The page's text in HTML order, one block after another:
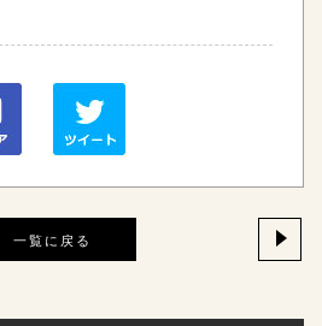
一覧に戻る